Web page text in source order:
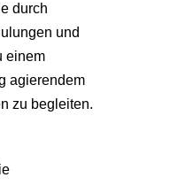
durch
und
einem
agierendem
zu begleiten.